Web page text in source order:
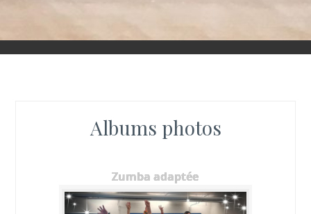
Albums photos
Zumba adaptée